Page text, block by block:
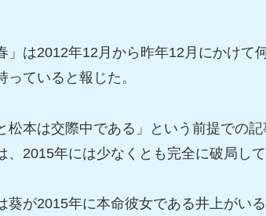
」は2012年12月から昨年12月にかけて
っていると報じた。
松本は交際中である」という前提での
、2015年には少なくとも完全に破局して
葵が2015年に本命彼女である井上がい